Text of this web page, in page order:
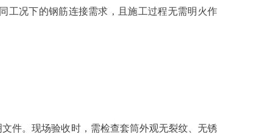
工况下的钢筋连接需求，且施工过程无需明火作
件。现场验收时，需检查套筒外观无裂纹、无锈